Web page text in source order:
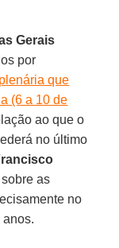
Gerais
por
que
(6 a 10 de
ao que o
no último
as
no
anos.